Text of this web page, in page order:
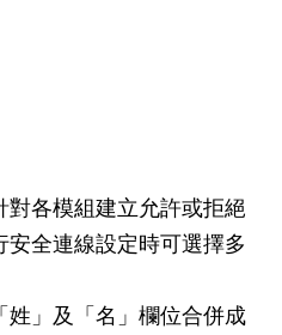
對各模組建立允許或拒絕
全連線設定時可選擇多
姓」及「名」欄位合併成